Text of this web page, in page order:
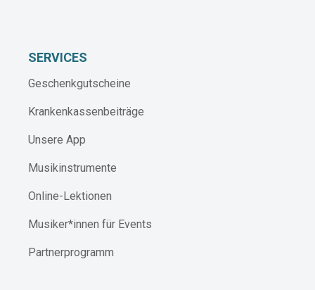
SERVICES
Geschenkgutscheine
Krankenkassenbeiträge
Unsere App
Musikinstrumente
Online-Lektionen
Musiker*innen für Events
Partnerprogramm